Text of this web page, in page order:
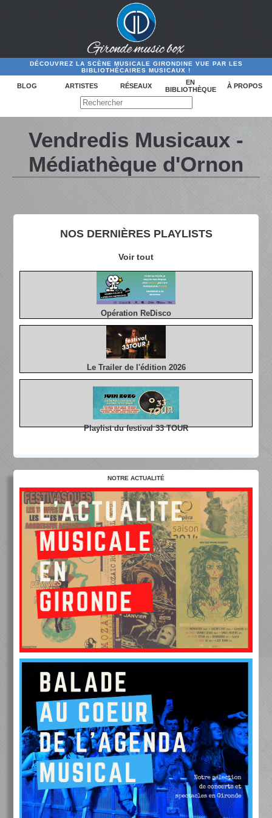
DÉCOUVREZ LA SCÈNE MUSICALE GIRONDINE VUE PAR LES
BIBLIOTHÉCAIRES MUSICAUX !
BLOG ARTISTES RÉSEAUX
EN
BIBLIOTHÈQUE
À PROPOS
NOS DERNIÈRES PLAYLISTS
Voir tout
Opération ReDisco
Le Trailer de l'édition 2026
Playlist du festival 33 TOUR
Vendredis Musicaux -
Médiathèque d'Ornon
NOTRE ACTUALITÉ